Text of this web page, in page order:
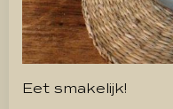
Eet smakelijk!